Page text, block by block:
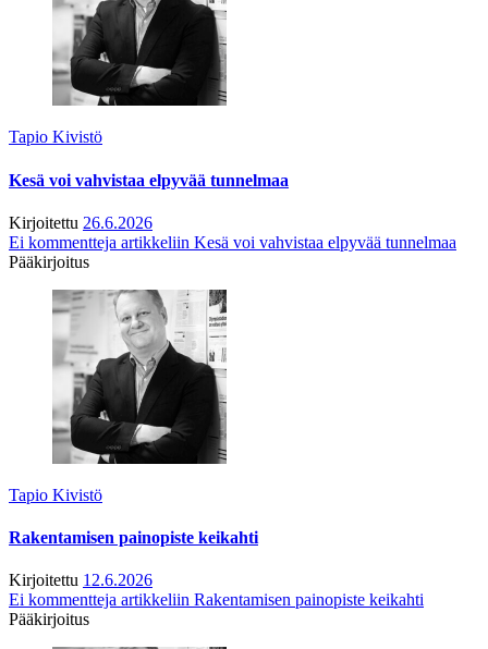
Tapio Kivistö
Kesä voi vahvistaa elpyvää tunnelmaa
Kirjoitettu 26.6.2026
Ei kommentteja artikkeliin Kesä voi vahvistaa elpyvää tunnelmaa
Pääkirjoitus
Tapio Kivistö
Rakentamisen painopiste keikahti
Kirjoitettu 12.6.2026
Ei kommentteja artikkeliin Rakentamisen painopiste keikahti
Pääkirjoitus